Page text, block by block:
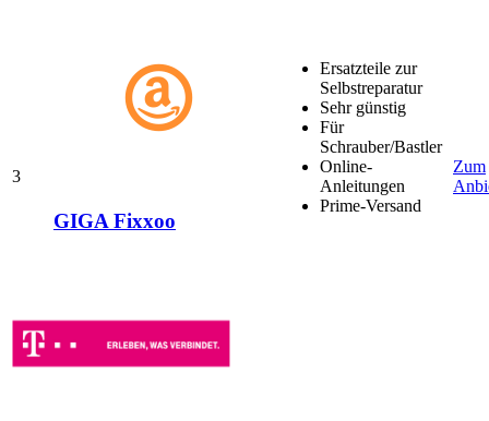
3
GIGA Fixxoo
Ersatzteile zur
Selbstreparatur
Sehr günstig
Für
Schrauber/Bastler
Online-
Anleitungen
Prime-Versand
Zum